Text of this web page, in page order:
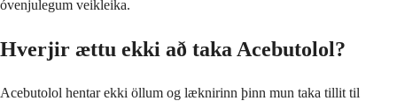
óvenjulegum veikleika.
Hverjir ættu ekki að taka Acebutolol?
Acebutolol hentar ekki öllum og læknirinn þinn mun taka tillit til